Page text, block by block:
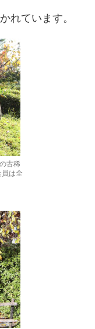
れています。
古稀
は全